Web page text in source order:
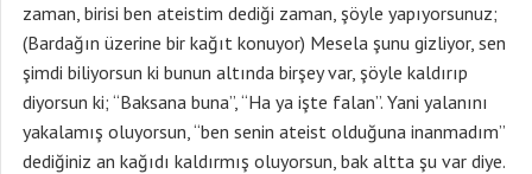
zaman, birisi ben ateistim dediği zaman, şöyle yapıyorsunuz;
(Bardağın üzerine bir kağıt konuyor) Mesela şunu gizliyor, sen
şimdi biliyorsun ki bunun altında birşey var, şöyle kaldırıp
diyorsun ki; “Baksana buna”, “Ha ya işte falan”. Yani yalanını
yakalamış oluyorsun, “ben senin ateist olduğuna inanmadım”
dediğiniz an kağıdı kaldırmış oluyorsun, bak altta şu var diye.